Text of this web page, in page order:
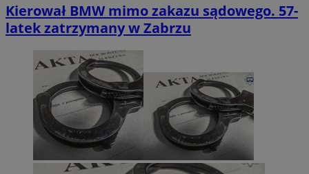
Kierował BMW mimo zakazu sądowego. 57-
latek zatrzymany w Zabrzu